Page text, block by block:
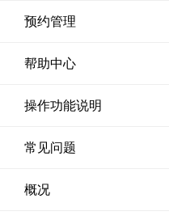
预约管理
帮助中心
操作功能说明
常见问题
概况